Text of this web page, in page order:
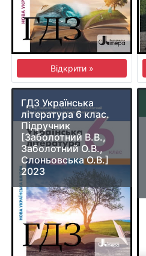
Відкрити »
ГДЗ Українська
література 6 клас.
Підручник
[Заболотний В.В.,
Заболотний О.В.,
Слоньовська О.В.]
2023